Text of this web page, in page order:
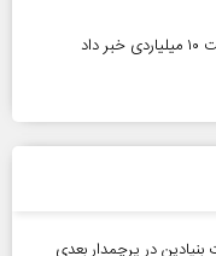
بنیادین در پرچمدار بعدی